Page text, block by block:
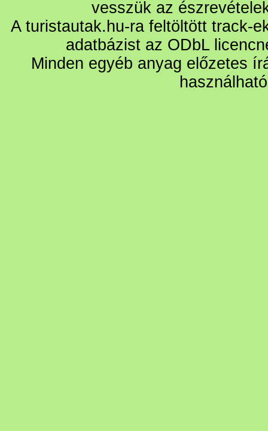
vesszük az
A turistautak.hu-ra feltöltött track-
adatbázist az ODbL
Minden egyéb anyag előzetes